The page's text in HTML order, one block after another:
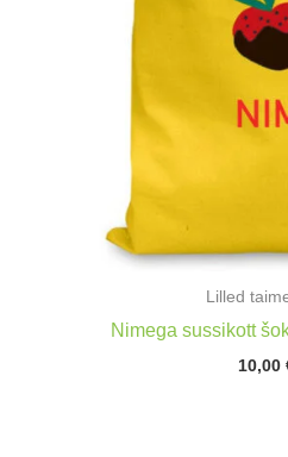
Lilled
Nimega sussikott
10,00